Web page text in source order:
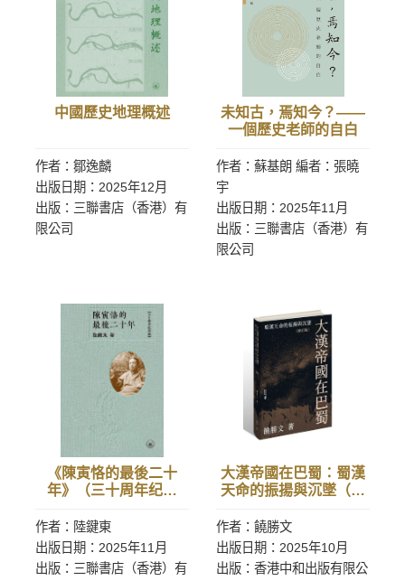
中國歷史地理概述
作者：鄒逸麟
出版日期：2025年12月
出版：三聯書店（香港）有
限公司
未知古，焉知今？——
一個歷史老師的自白
作者：蘇基朗 編者：張曉
宇
出版日期：2025年11月
出版：三聯書店（香港）有
限公司
《陳寅恪的最後二十
年》（三十周年纪念
作者：陸鍵東
出版日期：2025年11月
出版：三聯書店（香港）有
大漢帝國在巴蜀：蜀漢
天命的振揚與沉墜（修
作者：饒勝文
出版日期：2025年10月
出版：香港中和出版有限公